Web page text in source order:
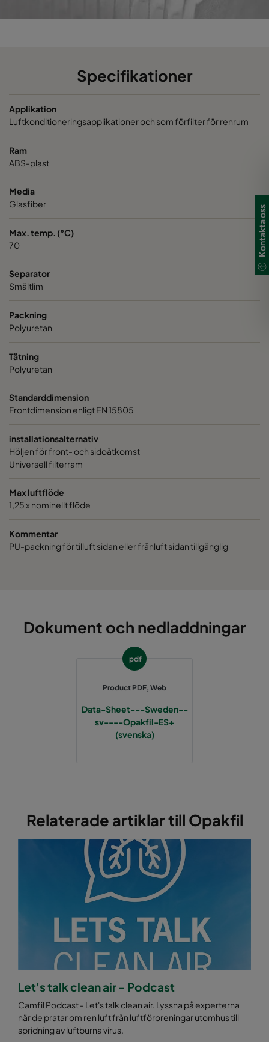
Specifikationer
Applikation
Luftkonditioneringsapplikationer och som förfilter för renrum
Ram
ABS-plast
Media
Glasfiber
Max. temp. (°C)
70
Separator
Smältlim
Packning
Polyuretan
Tätning
Polyuretan
Standarddimension
Frontdimension enligt EN 15805
installationsalternativ
Höljen för front- och sidoåtkomst
Universell filterram
Max luftflöde
1,25 x nominellt flöde
Kommentar
PU-packning för tilluft sidan eller frånluft sidan tillgänglig
Dokument och nedladdningar
pdf
Product PDF, Web
Data-Sheet---Sweden--
sv----Opakfil-ES+
(svenska)
Relaterade artiklar till Opakfil
Let's talk clean air - Podcast
Camfil Podcast - Let's talk clean air. Lyssna på experterna
när de pratar om ren luft från luftföroreningar utomhus till
spridning av luftburna virus.
Kontakta oss